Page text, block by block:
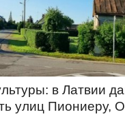
в Латвии
улиц Пиониеру,